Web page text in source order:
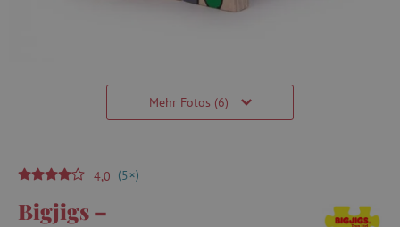
Mehr Fotos (6)
4,0 (5+)
Bigjigs –